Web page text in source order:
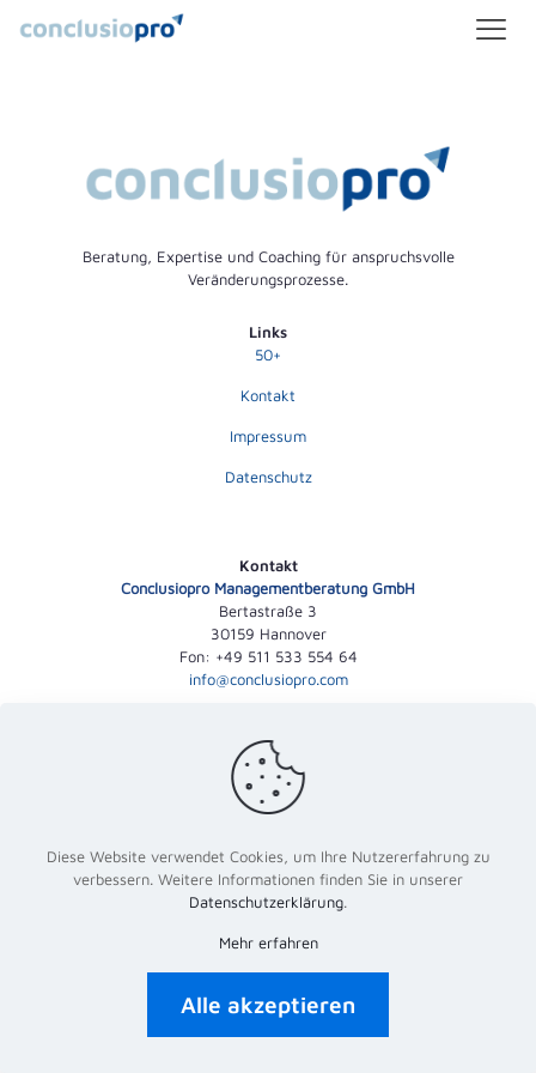
There are no posts on the list.
Beratung, Expertise und Coaching für anspruchsvolle
Veränderungsprozesse.
Links
50+
Kontakt
Impressum
Datenschutz
Kontakt
Conclusiopro Management­beratung GmbH
Bertastraße 3
30159 Hannover
Fon: +49 511 533 554 64
info@conclusiopro.com
© 2026 Conclusiopro Managementberatung GmbH
Diese Website verwendet Cookies, um Ihre Nutzererfahrung zu
verbessern. Weitere Informationen finden Sie in unserer
Datenschutzerklärung.
Mehr erfahren
Alle akzeptieren